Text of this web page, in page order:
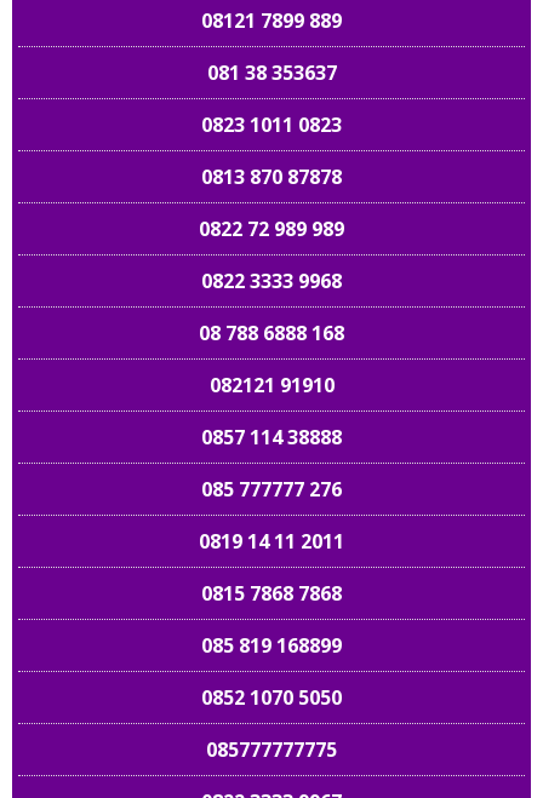
08121 7899 889
081 38 353637
0823 1011 0823
0813 870 87878
0822 72 989 989
0822 3333 9968
08 788 6888 168
082121 91910
0857 114 38888
085 777777 276
0819 14 11 2011
0815 7868 7868
085 819 168899
0852 1070 5050
085777777775